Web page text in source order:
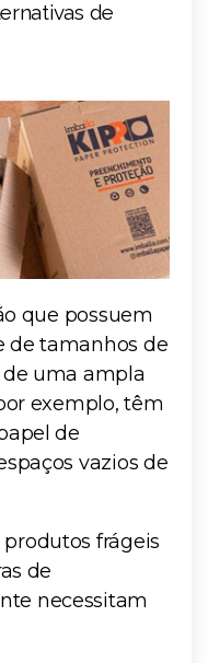
de
que possuem
de tamanhos de
uma ampla
exemplo, têm
de
vazios de
frágeis
de
necessitam